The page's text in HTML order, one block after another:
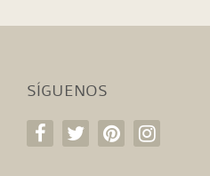
SÍGUENOS